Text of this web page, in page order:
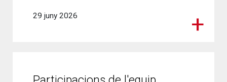
Participacions de l'equip